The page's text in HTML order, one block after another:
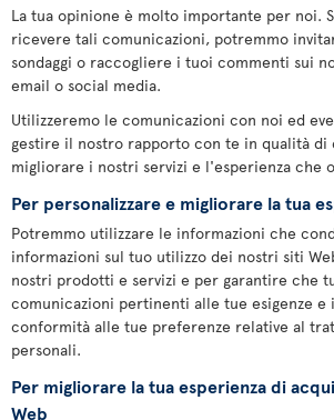
La tua opinione è molto importante per noi.
ricevere tali comunicazioni, potremmo
sondaggi o raccogliere i tuoi commenti sui
email o social media.
Utilizzeremo le comunicazioni con noi ed
gestire il nostro rapporto con te in qualità
migliorare i nostri servizi e l'esperienza che
Per personalizzare e migliorare la tua
Potremmo utilizzare le informazioni che
informazioni sul tuo utilizzo dei nostri siti
nostri prodotti e servizi e per garantire che
comunicazioni pertinenti alle tue esigenze e
conformità alle tue preferenze relative al
personali.
Per migliorare la tua esperienza di
Web